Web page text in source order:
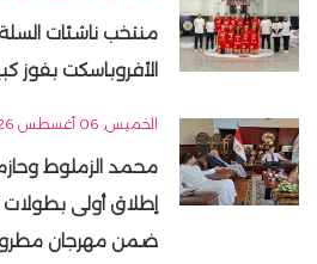
منتخب ناشئات
الأفروباسكت بفوز
الخميس, 06 أغسطس 2026 - 07:41 م
محمد الزملوط
إطلاق أولى بطولات
ضمن مهرجان مطروح